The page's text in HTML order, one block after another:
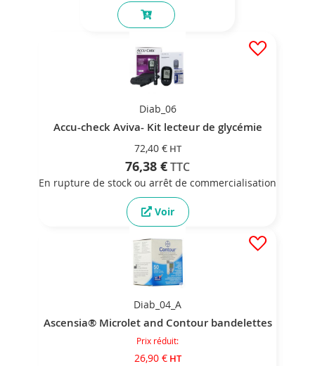
Diab_06
Accu-check Aviva- Kit lecteur de glycémie
72,40 €
76,38 €
En rupture de stock ou arrêt de commercialisation
Voir
Diab_04_A
Ascensia® Microlet and Contour bandelettes
Prix réduit
26,90 €